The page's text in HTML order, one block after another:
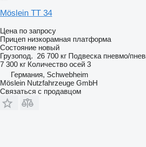
Möslein TT 34
Цена по запросу
Прицеп низкорамная платформа
Состояние новый
Грузопод. 26 700 кг Подвеска пневмо/
7 300 кг Количество осей 3
Германия, Schwebheim
Möslein Nutzfahrzeuge GmbH
Связаться с продавцом